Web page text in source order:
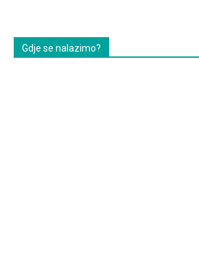
Gdje se nalazimo?